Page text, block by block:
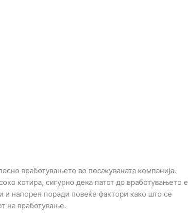
вработувањето во посакуваната компанија.
котира, сигурно дека патот до вработувањето е
и напорен поради повеќе фактори како што се
на вработување.